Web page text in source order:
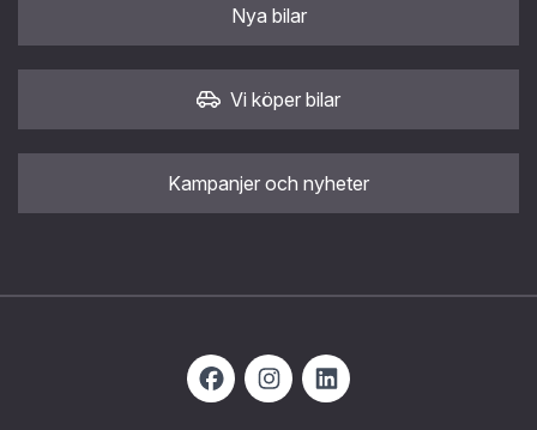
Nya bilar
Vi köper bilar
Kampanjer och nyheter